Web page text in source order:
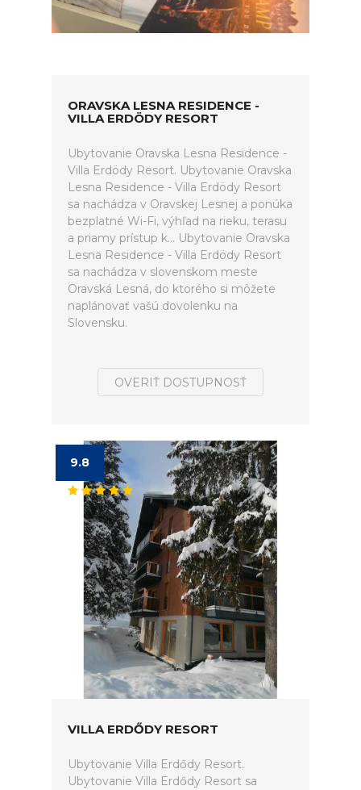
ORAVSKA LESNA RESIDENCE -
VILLA ERDÖDY RESORT
Ubytovanie Oravska Lesna Residence -
Villa Erdödy Resort. Ubytovanie Oravska
Lesna Residence - Villa Erdödy Resort
sa nachádza v Oravskej Lesnej a ponúka
bezplatné Wi-Fi, výhľad na rieku, terasu
a priamy prístup k... Ubytovanie Oravska
Lesna Residence - Villa Erdödy Resort
sa nachádza v slovenskom meste
Oravská Lesná, do ktorého si môžete
naplánovať vašú dovolenku na
Slovensku.
OVERIŤ DOSTUPNOSŤ
9.8
VILLA ERDŐDY RESORT
Ubytovanie Villa Erdődy Resort.
Ubytovanie Villa Erdődy Resort sa